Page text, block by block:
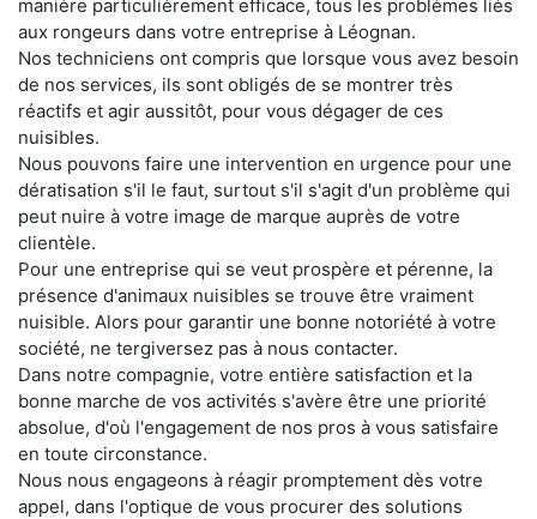
manière particulièrement efficace, tous les problèmes liés
aux rongeurs dans votre entreprise à Léognan.
Nos techniciens ont compris que lorsque vous avez besoin
de nos services, ils sont obligés de se montrer très
réactifs et agir aussitôt, pour vous dégager de ces
nuisibles.
Nous pouvons faire une intervention en urgence pour une
dératisation s'il le faut, surtout s'il s'agit d'un problème qui
peut nuire à votre image de marque auprès de votre
clientèle.
Pour une entreprise qui se veut prospère et pérenne, la
présence d'animaux nuisibles se trouve être vraiment
nuisible. Alors pour garantir une bonne notoriété à votre
société, ne tergiversez pas à nous contacter.
Dans notre compagnie, votre entière satisfaction et la
bonne marche de vos activités s'avère être une priorité
absolue, d'où l'engagement de nos pros à vous satisfaire
en toute circonstance.
Nous nous engageons à réagir promptement dès votre
appel, dans l'optique de vous procurer des solutions